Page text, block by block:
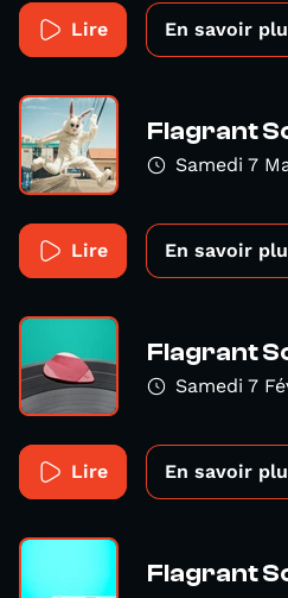
Lire En savoir
Flagrant
Samedi 7
Lire En savoir
Flagrant
Samedi 7
Lire En savoir
Flagrant